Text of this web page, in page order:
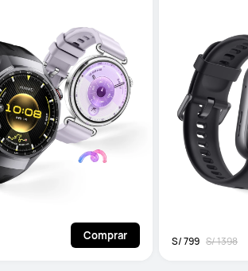
Comprar S/ 799 S/ 1398